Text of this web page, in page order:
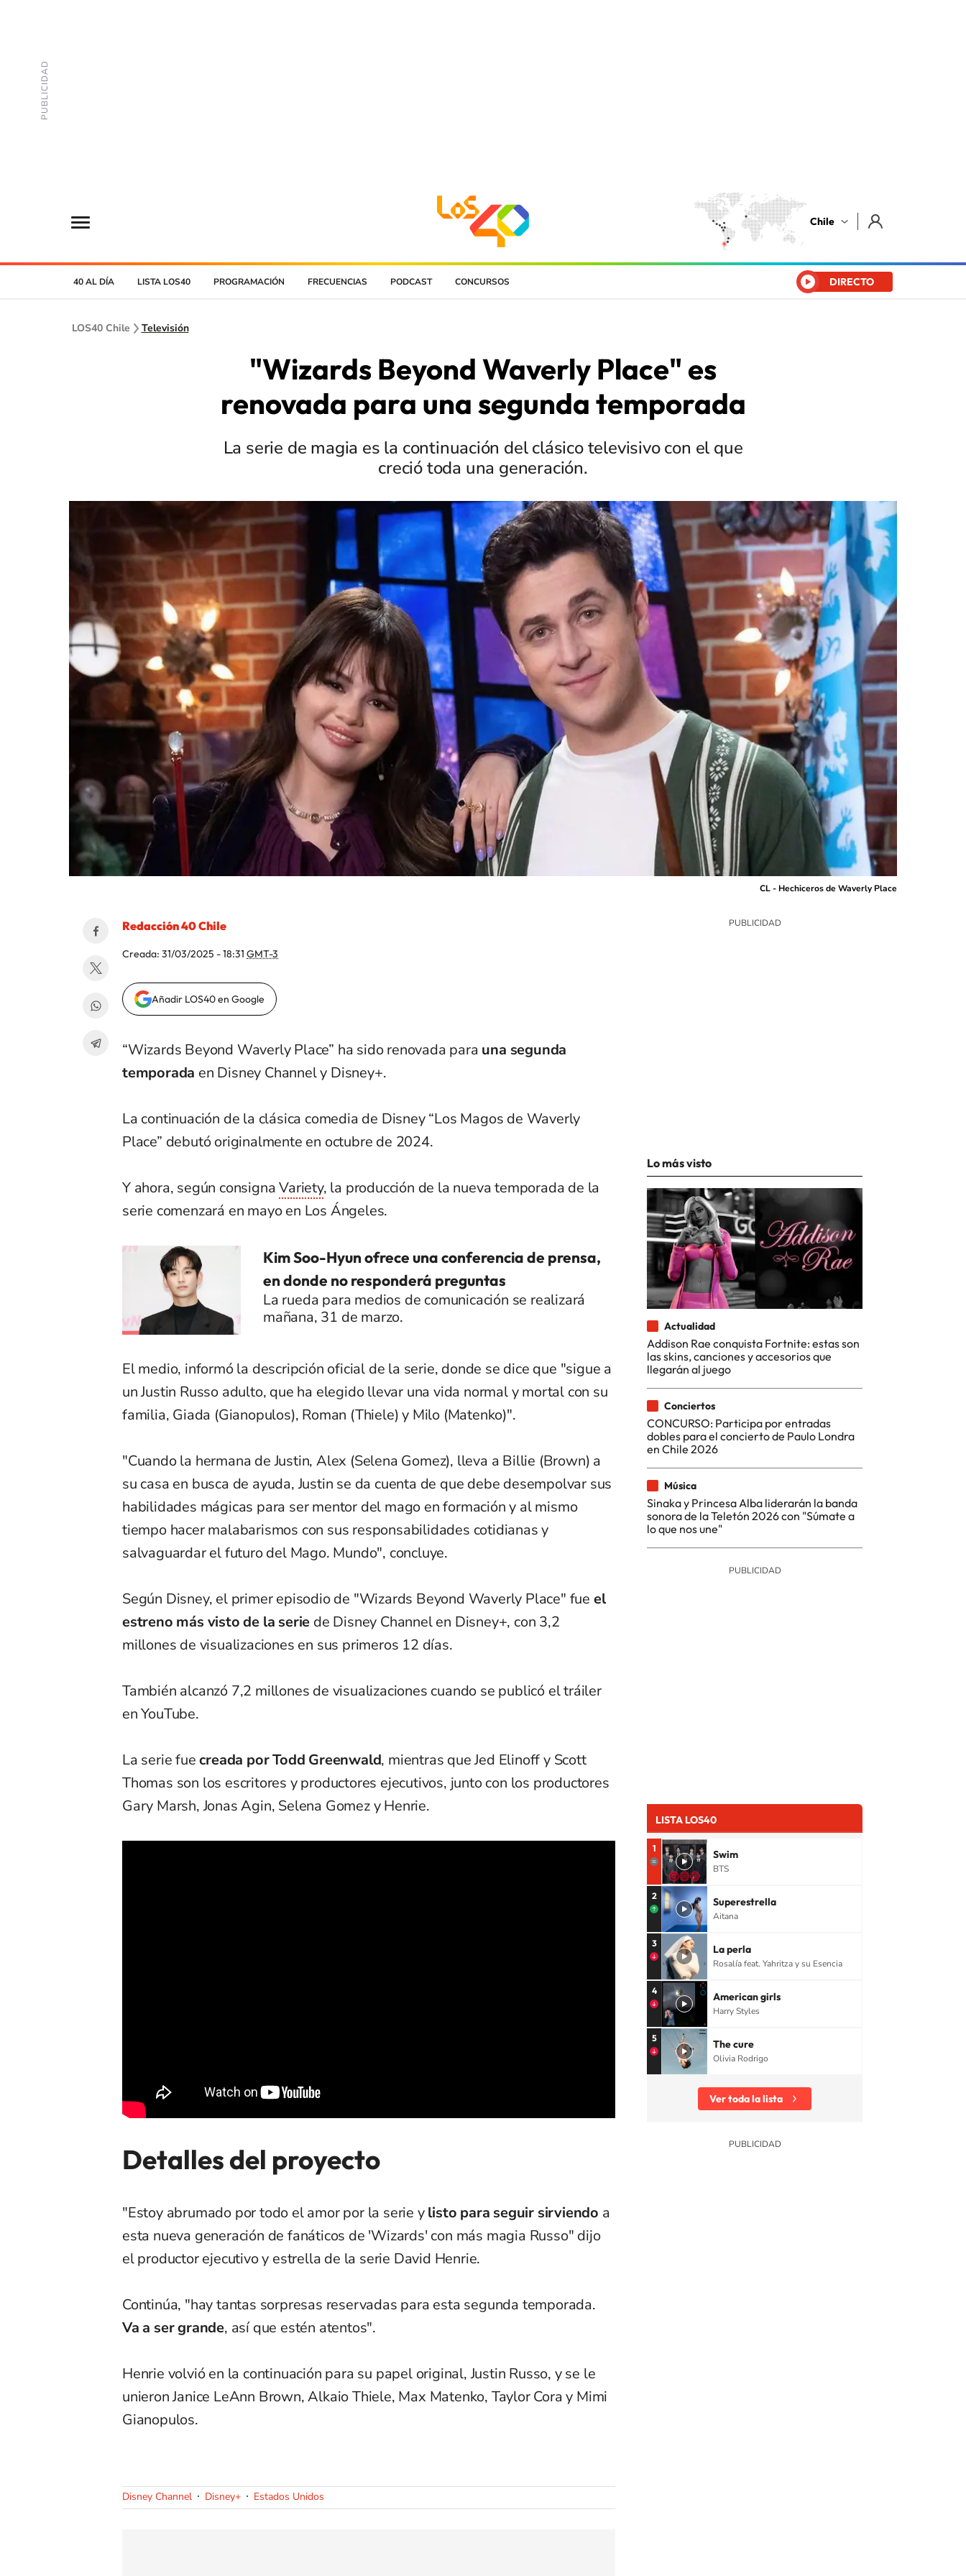
Chile
40 AL DÍA LISTA LOS40 PROGRAMACIÓN FRECUENCIAS PODCAST CONCURSOS DIRECTO
LOS40 Chile Televisión
"Wizards Beyond Waverly Place" es
renovada para una segunda temporada
La serie de magia es la continuación del clásico televisivo con el que
creció toda una generación.
CL - Hechiceros de Waverly Place
Redacción 40 Chile
Creada: 31/03/2025 - 18:31 GMT-3
Añadir LOS40 en Google
“Wizards Beyond Waverly Place” ha sido renovada para una segunda
temporada en Disney Channel y Disney+.
La continuación de la clásica comedia de Disney “Los Magos de Waverly
Place” debutó originalmente en octubre de 2024.
Y ahora, según consignaVariety, la producción de la nueva temporada de la
serie comenzará en mayo en Los Ángeles.
Kim Soo-Hyun ofrece una conferencia de prensa,
en donde no responderá preguntas
La rueda para medios de comunicación se realizará
mañana, 31 de marzo.
El medio, informó la descripción oficial de la serie, donde se dice que "sigue a
un Justin Russo adulto, que ha elegido llevar una vida normal y mortal con su
familia, Giada (Gianopulos), Roman (Thiele) y Milo (Matenko)".
"Cuando la hermana de Justin, Alex (Selena Gomez), lleva a Billie (Brown) a
su casa en busca de ayuda, Justin se da cuenta de que debe desempolvar sus
habilidades mágicas para ser mentor del mago en formación y al mismo
tiempo hacer malabarismos con sus responsabilidades cotidianas y
salvaguardar el futuro del Mago. Mundo", concluye.
Según Disney, el primer episodio de "Wizards Beyond Waverly Place" fue el
estreno más visto de la serie de Disney Channel en Disney+, con 3,2
millones de visualizaciones en sus primeros 12 días.
También alcanzó 7,2 millones de visualizaciones cuando se publicó el tráiler
en YouTube.
La serie fuecreada por Todd Greenwald, mientras que Jed Elinoff y Scott
Thomas son los escritores y productores ejecutivos, junto con los productores
Gary Marsh, Jonas Agin, Selena Gomez y Henrie.
Detalles del proyecto
"Estoy abrumado por todo el amor por la serie ylisto para seguir sirviendo a
esta nueva generación de fanáticos de 'Wizards' con más magia Russo" dijo
el productor ejecutivo y estrella de la serie David Henrie.
Continúa, "hay tantas sorpresas reservadas para esta segunda temporada.
Va a ser grande, así que estén atentos".
Henrie volvió en la continuación para su papel original, Justin Russo, y se le
unieron Janice LeAnn Brown, Alkaio Thiele, Max Matenko, Taylor Cora y Mimi
Gianopulos.
Disney Channel Disney+ Estados Unidos
Lo más visto
Actualidad
Addison Rae conquista Fortnite: estas son
las skins, canciones y accesorios que
llegarán al juego
Conciertos
CONCURSO: Participa por entradas
dobles para el concierto de Paulo Londra
en Chile 2026
Música
Sinaka y Princesa Alba liderarán la banda
sonora de la Teletón 2026 con "Súmate a
lo que nos une"
LISTA LOS40
1 Swim
BTS
2 Superestrella
Aitana
3 La perla
Rosalía feat. Yahritza y su Esencia
4 American girls
Harry Styles
5 The cure
Olivia Rodrigo
Ver toda la lista